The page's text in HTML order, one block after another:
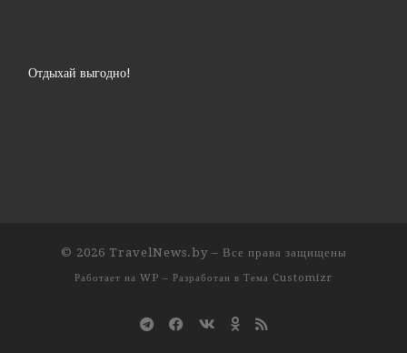
Отдыхай выгодно!
© 2026 TravelNews.by– Все права защищены
Работает на WP – Разработан в Тема Customizr